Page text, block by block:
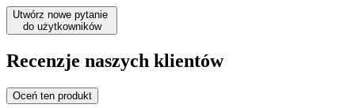
Utwórz nowe pytanie
do użytkowników
Recenzje naszych klientów
Oceń ten produkt